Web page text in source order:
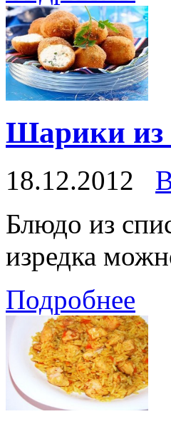
Шарики из
18.12.2012
Блюдо из
изредка
Подробнее